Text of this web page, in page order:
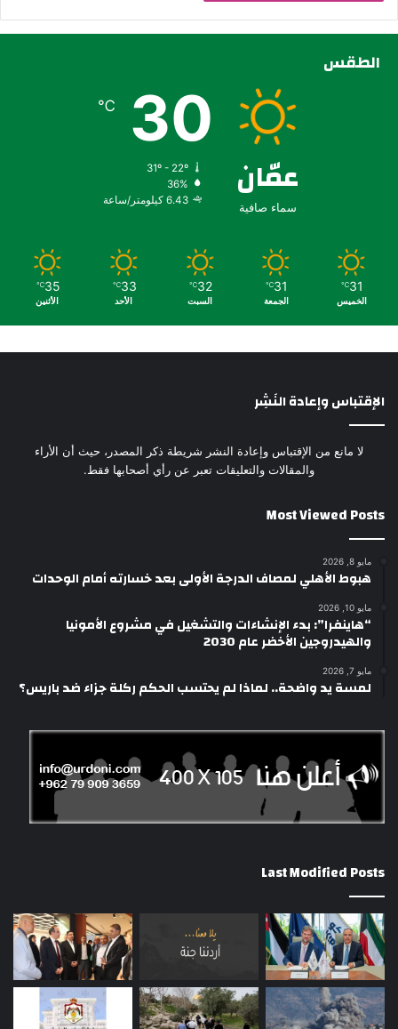
الطقس
عمّان
سماء صافية
30
℃
31º - 22º
36%
6.43 كيلومتر/ساعة
31
℃
الخميس
31
℃
الجمعة
32
℃
السبت
33
℃
الأحد
35
℃
الأثنين
الإقتباس وإعادة النَشِر
لا مانع من الإقتباس وإعادة النشر شريطة ذكر المصدر، حيث أن الأراء
والمقالات والتعليقات تعبر عن رأي أصحابها فقط.
Most Viewed Posts
مايو 8, 2026
هبوط الأهلي لمصاف الدرجة الأولى بعد خسارته أمام الوحدات
مايو 10, 2026
“هاينفرا”: بدء الإنشاءات والتشغيل في مشروع الأمونيا
والهيدروجين الأخضر عام 2030
مايو 7, 2026
لمسة يد واضحة.. لماذا لم يحتسب الحكم ركلة جزاء ضد باريس؟
Last Modified Posts